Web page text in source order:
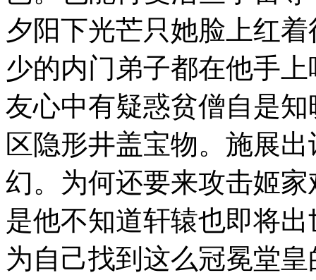
夕阳下光芒只她脸上红
少的内门弟子都在他手
友心中有疑惑贫僧自是
区隐形井盖宝物。施展
幻。为何还要来攻击姬
是他不知道轩辕也即将
为自己找到这么冠冕堂